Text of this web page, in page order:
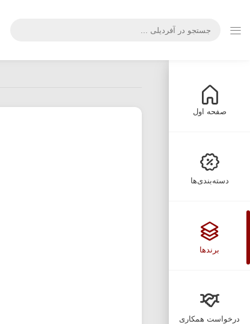
صفحه اول
دسته‌بندی‌ها
برندها
درخواست همکاری